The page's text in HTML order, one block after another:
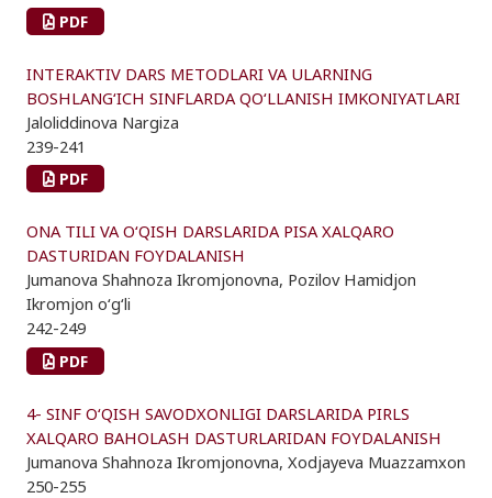
PDF
INTERAKTIV DARS METODLARI VA ULARNING
BOSHLANG‘ICH SINFLARDA QO‘LLANISH IMKONIYATLARI
Jaloliddinova Nargiza
239-241
PDF
ONA TILI VA O‘QISH DARSLARIDA PISA XALQARO
DASTURIDAN FOYDALANISH
Jumanova Shahnoza Ikromjonovna, Pozilov Hamidjon
Ikromjon o‘g‘li
242-249
PDF
4- SINF O‘QISH SAVODXONLIGI DARSLARIDA PIRLS
XALQARO BAHOLASH DASTURLARIDAN FOYDALANISH
Jumanova Shahnoza Ikromjonovna, Xodjayeva Muazzamxon
250-255